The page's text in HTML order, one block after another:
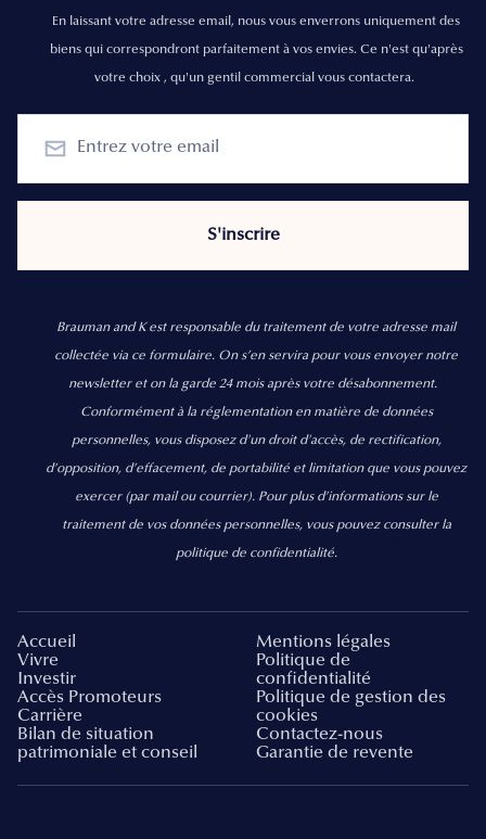
En laissant votre adresse email, nous vous enverrons uniquement des
biens qui correspondront parfaitement à vos envies. Ce n'est qu'après
votre choix , qu'un gentil commercial vous contactera.
Brauman and K est responsable du traitement de votre adresse mail
collectée via ce formulaire. On s’en servira pour vous envoyer notre
newsletter et on la garde 24 mois après votre désabonnement.
Conformément à la réglementation en matière de données
personnelles, vous disposez d'un droit d'accès, de rectification,
d’opposition, d’effacement, de portabilité et limitation que vous pouvez
exercer (par mail ou courrier). Pour plus d’informations sur le
traitement de vos données personnelles, vous pouvez consulter la
politique de confidentialité.
Accueil
Vivre
Investir
Accès Promoteurs
Carrière
Bilan de situation
patrimoniale et conseil
Mentions légales
Politique de
confidentialité
Politique de gestion des
cookies
Contactez-nous
Garantie de revente